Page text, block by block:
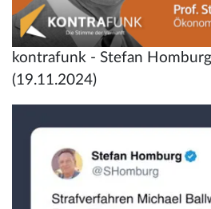
kontrafunk - Stefan
(19.11.2024)